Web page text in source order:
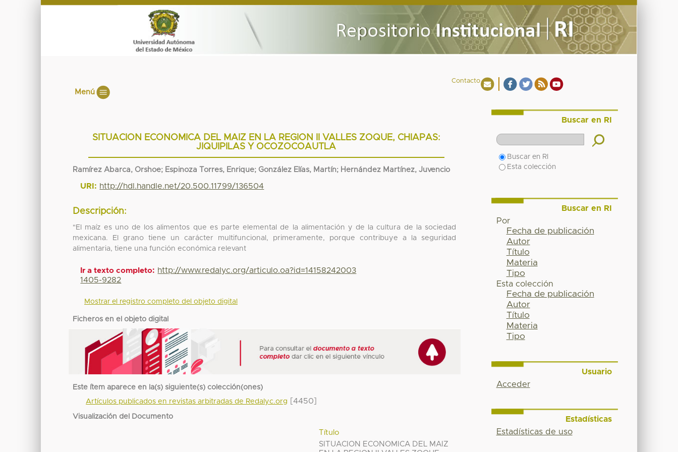
Contacto
Menú
SITUACION ECONOMICA DEL MAIZ EN LA REGION II VALLES ZOQUE, CHIAPAS:
JIQUIPILAS Y OCOZOCOAUTLA
Ramírez Abarca, Orshoe; Espinoza Torres, Enrique; González Elías, Martín; Hernández Martínez, Juvencio
URI: http://hdl.handle.net/20.500.11799/136504
Descripción:
"El maíz es uno de los alimentos que es parte elemental de la alimentación y de la cultura de la sociedad
mexicana. El grano tiene un carácter multifuncional, primeramente, porque contribuye a la seguridad
alimentaria, tiene una función económica relevant
Ir a texto completo: http://www.redalyc.org/articulo.oa?id=14158242003
1405-9282
Mostrar el registro completo del objeto digital
Ficheros en el objeto digital
Este ítem aparece en la(s) siguiente(s) colección(ones)
Artículos publicados en revistas arbitradas de Redalyc.org
[4450]
Visualización del Documento
Título
SITUACION ECONOMICA DEL MAIZ
Buscar en RI
Buscar en RI
Esta colección
Buscar en RI
Por
Fecha de publicación
Autor
Título
Materia
Tipo
Esta colección
Fecha de publicación
Autor
Título
Materia
Tipo
Usuario
Acceder
Estadísticas
Estadísticas de uso